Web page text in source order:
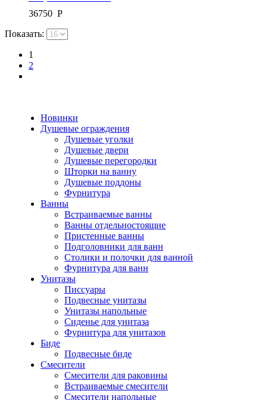
36750 Р
Показать:
1
2
Новинки
Душевые ограждения
Душевые уголки
Душевые двери
Душевые перегородки
Шторки на ванну
Душевые поддоны
Фурнитура
Ванны
Встраиваемые ванны
Ванны отдельностоящие
Пристенные ванны
Подголовники для ванн
Столики и полочки для ванной
Фурнитура для ванн
Унитазы
Писсуары
Подвесные унитазы
Унитазы напольные
Сиденье для унитаза
Фурнитура для унитазов
Биде
Подвесные биде
Cмесители
Смесители для раковины
Встраиваемые смесители
Смесители напольные